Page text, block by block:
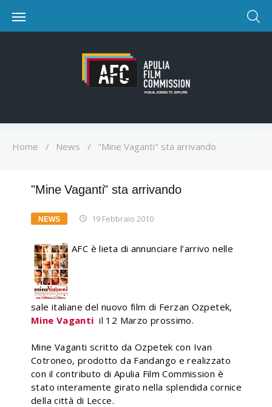
Home / News / "Mine Vaganti" sta arrivando
"Mine Vaganti" sta arrivando
NEWS 19 Febbraio 2010
AFC è lieta di annunciare l’arrivo nelle
sale italiane del nuovo film di Ferzan Ozpetek,
Mine Vaganti il 12 Marzo prossimo.
Mine Vaganti scritto da Ozpetek con Ivan
Cotroneo, prodotto da Fandango e realizzato
con il contributo di Apulia Film Commission è
stato interamente girato nella splendida cornice
della città di Lecce.